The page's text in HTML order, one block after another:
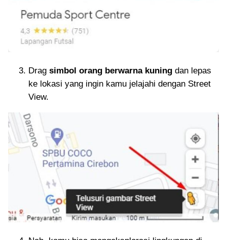
Drag simbol orang berwarna kuning dan lepas
ke lokasi yang ingin kamu jelajahi dengan Street
View.